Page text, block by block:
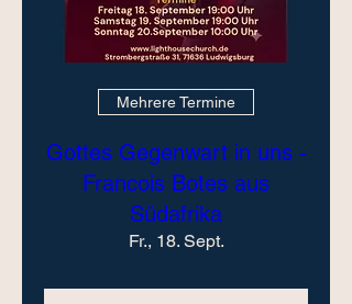
Mehrere Termine
Gottes Gegenwart in uns -
Francois Botes aus
Südafrika
Fr., 18. Sept.